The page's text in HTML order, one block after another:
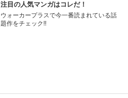
注目の人気マンガはコレだ！
ウォーカープラスで今一番読まれている話
題作をチェック!!